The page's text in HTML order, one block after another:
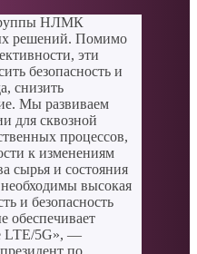
НЛМК
решений. Помимо
эти
безопасность и
снизить
Мы развиваем
для сквозной
процессов,
к изменениям
сырья и состояния
высокая
и безопасность
обеспечивает
LTE/5G», —
по